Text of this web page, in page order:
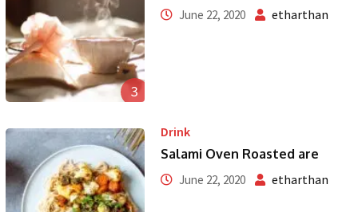
3
June 22, 2020 etharthan
Drink
Salami Oven Roasted are
June 22, 2020 etharthan